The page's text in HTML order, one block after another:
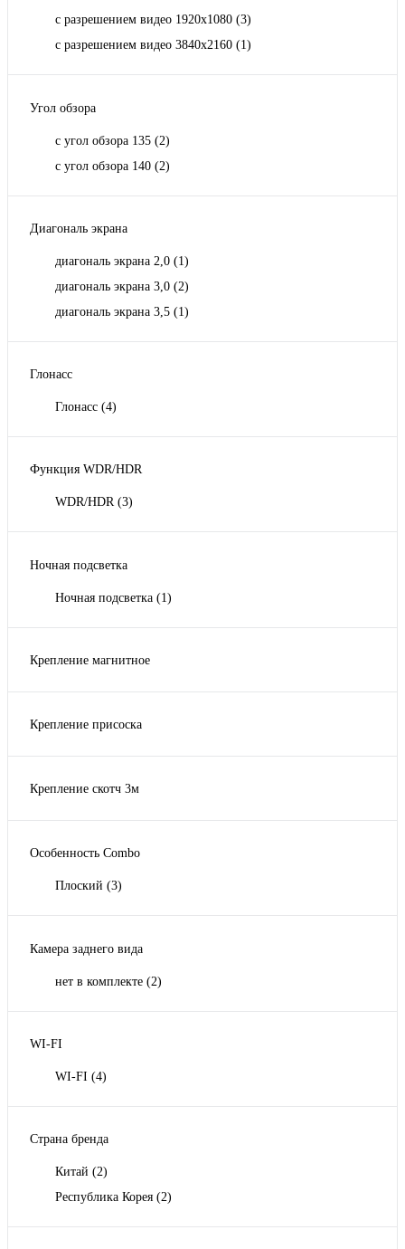
с разрешением видео 1920x1080 (3)
с разрешением видео 3840х2160 (1)
Угол обзора
с угол обзора 135 (2)
с угол обзора 140 (2)
Диагональ экрана
диагональ экрана 2,0 (1)
диагональ экрана 3,0 (2)
диагональ экрана 3,5 (1)
Глонасс
Глонасс (4)
Функция WDR/HDR
WDR/HDR (3)
Ночная подсветка
Ночная подсветка (1)
Крепление магнитное
Крепление присоска
Крепление скотч 3м
Особенность Combo
Плоский (3)
Камера заднего вида
нет в комплекте (2)
WI-FI
WI-FI (4)
Страна бренда
Китай (2)
Республика Корея (2)